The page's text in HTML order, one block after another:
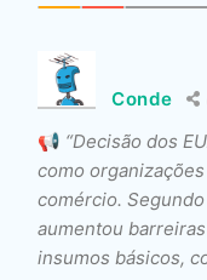
Conde
📢 “Decisão dos
como
comércio.
aumentou
insumos básicos,